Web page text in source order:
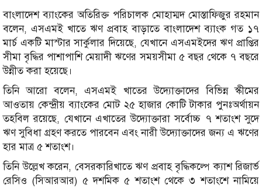
বাংলাদেশ ব্যাংকের অতিরিক্ত পরিচালক মোহাম্মদ মোস্তাফিজুর রহমান
বলেন, এসএমই খাতে ঋণ প্রবাহ বাড়াতে বাংলাদেশ ব্যাংক গত ১৭
মার্চ একটি মাস্টার সার্কুলার দিয়েছে, যেখানে এসএমইদের ঋণ প্রাপ্তির
সীমা বৃদ্ধির পাশাপাশি মেয়াদী ঋণের সময়সীমা ৫ বছর থেকে ৭ বছরে
উন্নীত করা হয়েছে।
তিনি আরো বলেন, এসএমই খাতের উদ্যোক্তাদের বিভিন্ন স্কীমের
আওতায় কেন্দ্রীয় ব্যাংকের মোট ২৫ হাজার কোটি টাকার পুনঃঅর্থায়ন
তহবিল রয়েছে, যেখানে এখাতের উদ্যোক্তারা সর্বোচ্চ ৭ শতাংশ সুদে
ঋণ সুবিধা গ্রহণ করতে পারবেন এবং নারী উদ্যোক্তাদের জন্য এ ঋণের
হার মাত্র ৫ শতাংশ।
তিনি উল্লেখ করেন, বেসরকারিখাতে ঋণ প্রবাহ বৃদ্ধিকল্পে ক্যাশ রিজার্ভ
রেসিও (সিআরআর) ৫ দশমিক ৫ শতাংশ থেকে ৩ শতাংশে নামিয়ে